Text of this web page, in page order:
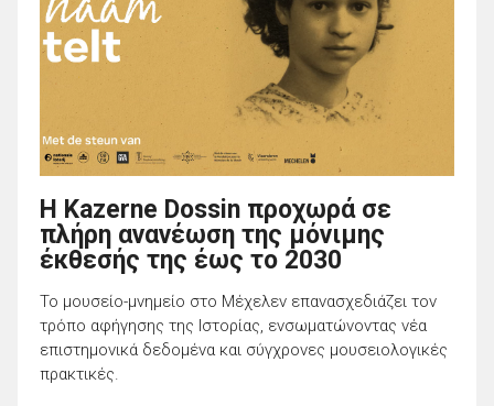
Η Kazerne Dossin προχωρά σε
πλήρη ανανέωση της μόνιμης
έκθεσής της έως το 2030
Το μουσείο-μνημείο στο Μέχελεν επανασχεδιάζει τον
τρόπο αφήγησης της Ιστορίας, ενσωματώνοντας νέα
επιστημονικά δεδομένα και σύγχρονες μουσειολογικές
πρακτικές.